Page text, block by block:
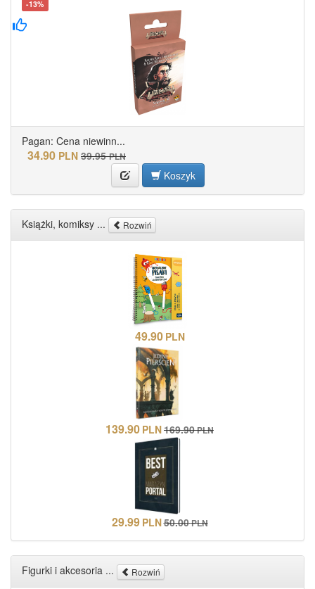
-13%
Pagan: Cena niewinn...
34.90 PLN 39.95 PLN
Koszyk
Książki, komiksy ... Rozwiń
49.90 PLN
139.90 PLN169.90PLN
29.99 PLN50.00PLN
Figurki i akcesoria ... Rozwiń